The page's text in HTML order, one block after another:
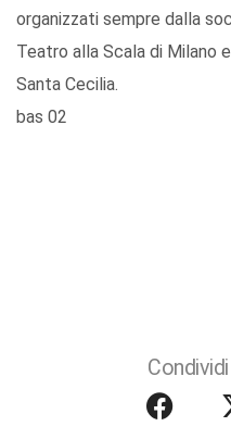
organizzati sempre dalla
Teatro alla Scala di Milano
Santa Cecilia.
bas 02